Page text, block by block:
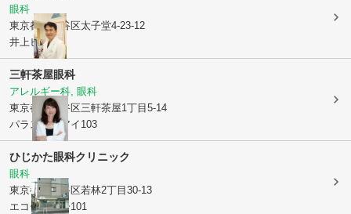
眼科
東京都世田谷区太子堂4-23-12
井上ビル5階
三軒茶屋眼科
アレルギー科, 眼科
東京都世田谷区三軒茶屋1丁目5-14
パラスティアイ103
ひじかた眼科クリニック
眼科
東京都世田谷区若林2丁目30-13
エコーバレー101